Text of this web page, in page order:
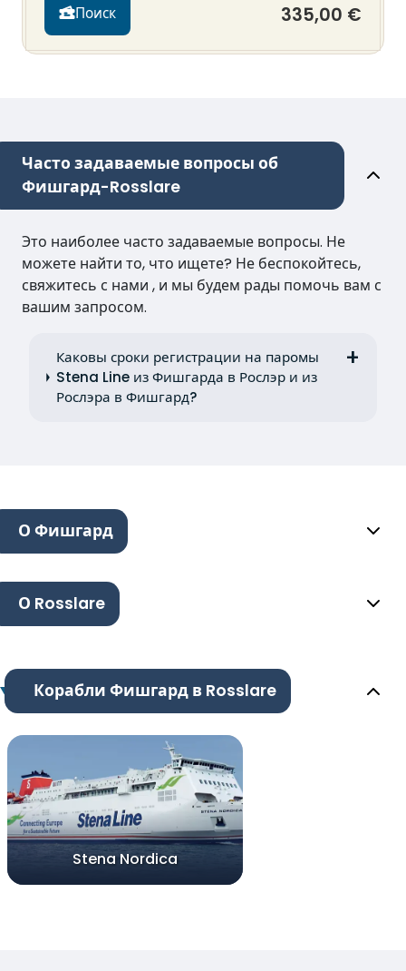
Поиск 335,00 €
Часто задаваемые вопросы об
Фишгард-Rosslare
Это наиболее часто задаваемые вопросы. Не
можете найти то, что ищете? Не беспокойтесь,
свяжитесь с нами , и мы будем рады помочь вам с
вашим запросом.
Каковы сроки регистрации на паромы
Stena Line из Фишгарда в Рослэр и из
Рослэра в Фишгард?
О Фишгард
О Rosslare
Корабли Фишгард в Rosslare
Stena Nordica